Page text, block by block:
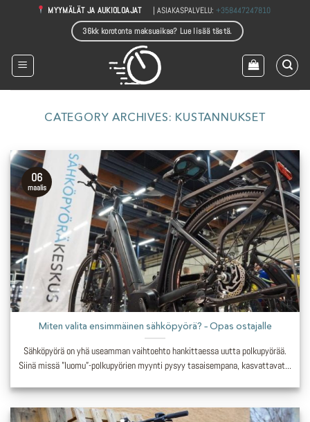
MYYMÄLÄT JA AUKIOLOAJAT | ASIAKASPALVELU:+358447247810
36kk korotonta maksuaikaa? Lue lisää tästä.
CATEGORY ARCHIVES: KUSTANNUKSET
Miten valita ensimmäinen sähköpyörä? – Opas ostajalle
Sähköpyörä on yhä useamman vaihtoehto hankittaessa uutta polkupyörää.
Siinä missä ”luomu”-polkupyörien myynti pysyy tasaisempana, kasvattavat...
06
maalis